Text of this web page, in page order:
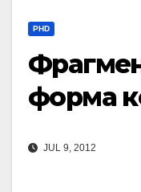
PHD
форма
JUL 9, 2012